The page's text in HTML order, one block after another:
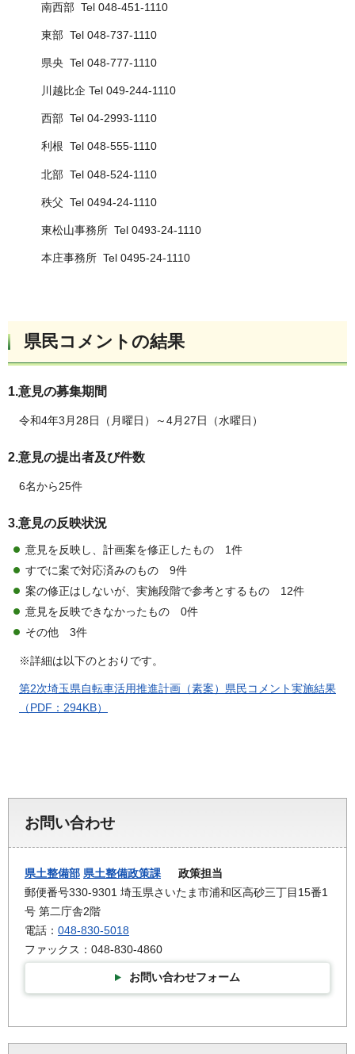
南西部 Tel 048-451-1110
東部 Tel 048-737-1110
県央 Tel 048-777-1110
川越比企 Tel 049-244-1110
西部 Tel 04-2993-1110
利根 Tel 048-555-1110
北部 Tel 048-524-1110
秩父 Tel 0494-24-1110
東松山事務所 Tel 0493-24-1110
本庄事務所 Tel 0495-24-1110
県民コメントの結果
1.意見の募集期間
令和4年3月28日（月曜日）～4月27日（水曜日）
2.意見の提出者及び件数
6名から25件
3.意見の反映状況
意見を反映し、計画案を修正したもの 1件
すでに案で対応済みのもの 9件
案の修正はしないが、実施段階で参考とするもの 12件
意見を反映できなかったもの 0件
その他 3件
※詳細は以下のとおりです。
第2次埼玉県自転車活用推進計画（素案）県民コメント実施結果
（PDF：294KB）
お問い合わせ
県土整備部 県土整備政策課 政策担当
郵便番号330-9301 埼玉県さいたま市浦和区高砂三丁目15番1
号 第二庁舎2階
電話： 048-830-5018
ファックス：048-830-4860
お問い合わせフォーム